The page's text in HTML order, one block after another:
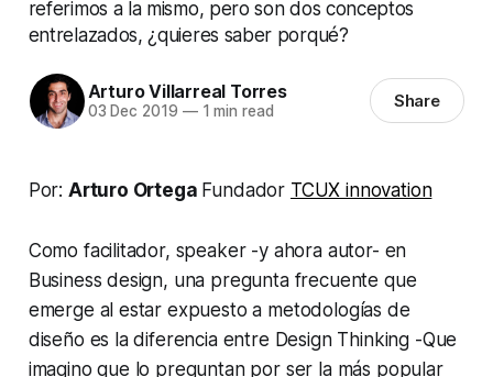
referimos a la mismo, pero son dos conceptos
entrelazados, ¿quieres saber porqué?
Arturo Villarreal Torres
03 Dec 2019 —1 min read Share
Por: Arturo Ortega Fundador TCUX innovation
Como facilitador, speaker -y ahora autor- en
Business design, una pregunta frecuente que
emerge al estar expuesto a metodologías de
diseño es la diferencia entre Design Thinking -Que
imagino que lo preguntan por ser la más popular